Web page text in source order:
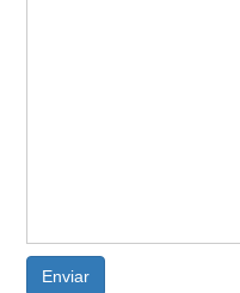
Enviar